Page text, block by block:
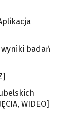
wyniki badań
WIDEO]